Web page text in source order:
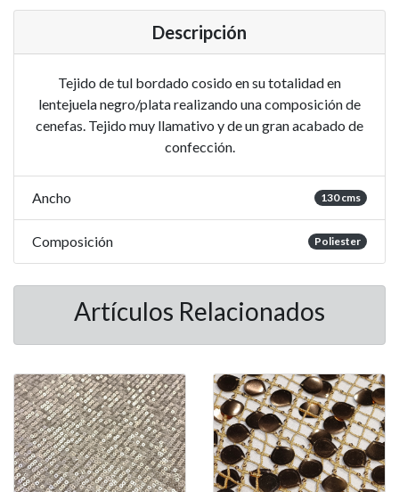
Descripción
Tejido de tul bordado cosido en su totalidad en
lentejuela negro/plata realizando una composición de
cenefas. Tejido muy llamativo y de un gran acabado de
confección.
Ancho 130 cms
Composición Poliester
Artículos Relacionados